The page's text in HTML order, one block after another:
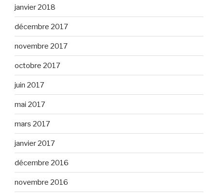
janvier 2018
décembre 2017
novembre 2017
octobre 2017
juin 2017
mai 2017
mars 2017
janvier 2017
décembre 2016
novembre 2016